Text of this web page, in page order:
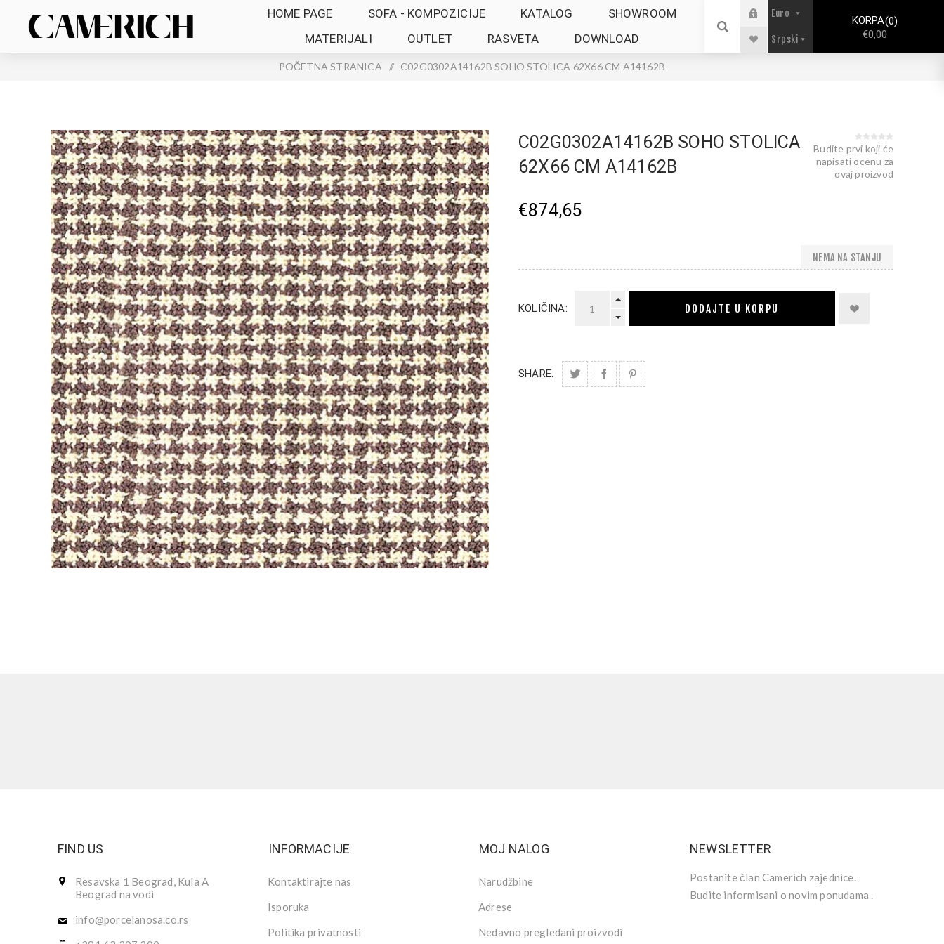
HOME PAGE SOFA - KOMPOZICIJE KATALOG
SHOWROOM
MATERIJALI
OUTLET RASVETA DOWNLOAD
KORPA 0
€0,00
POČETNA STRANICA / C02G0302A14162B SOHO STOLICA 62X66 CM A14162B
C02G0302A14162B SOHO STOLICA
62X66 CM A14162B
Budite prvi koji će
napisati ocenu za
ovaj proizvod
€874,65
NEMA NA STANJU
KOLIČINA: DODAJTE U KORPU
SHARE:
FIND US
Resavska 1 Beograd, Kula A
Beograd na vodi
info@porcelanosa.co.rs
INFORMACIJE
Kontaktirajte nas
Isporuka
Politika privatnosti
MOJ NALOG
Narudžbine
Adrese
Nedavno pregledani proizvodi
NEWSLETTER
Postanite član Camerich zajednice.
Budite informisani o novim ponudama .